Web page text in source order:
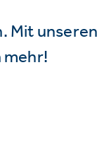
Mit unseren
mehr!